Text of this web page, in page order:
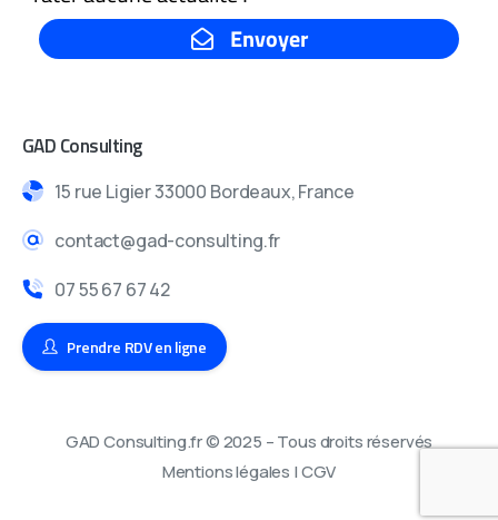
GAD Consulting
15 rue Ligier 33000 Bordeaux, France
contact@gad-consulting.fr
07 55 67 67 42
Prendre RDV en ligne
GAD Consulting.fr © 2025 – Tous droits réservés
Mentions légales |CGV